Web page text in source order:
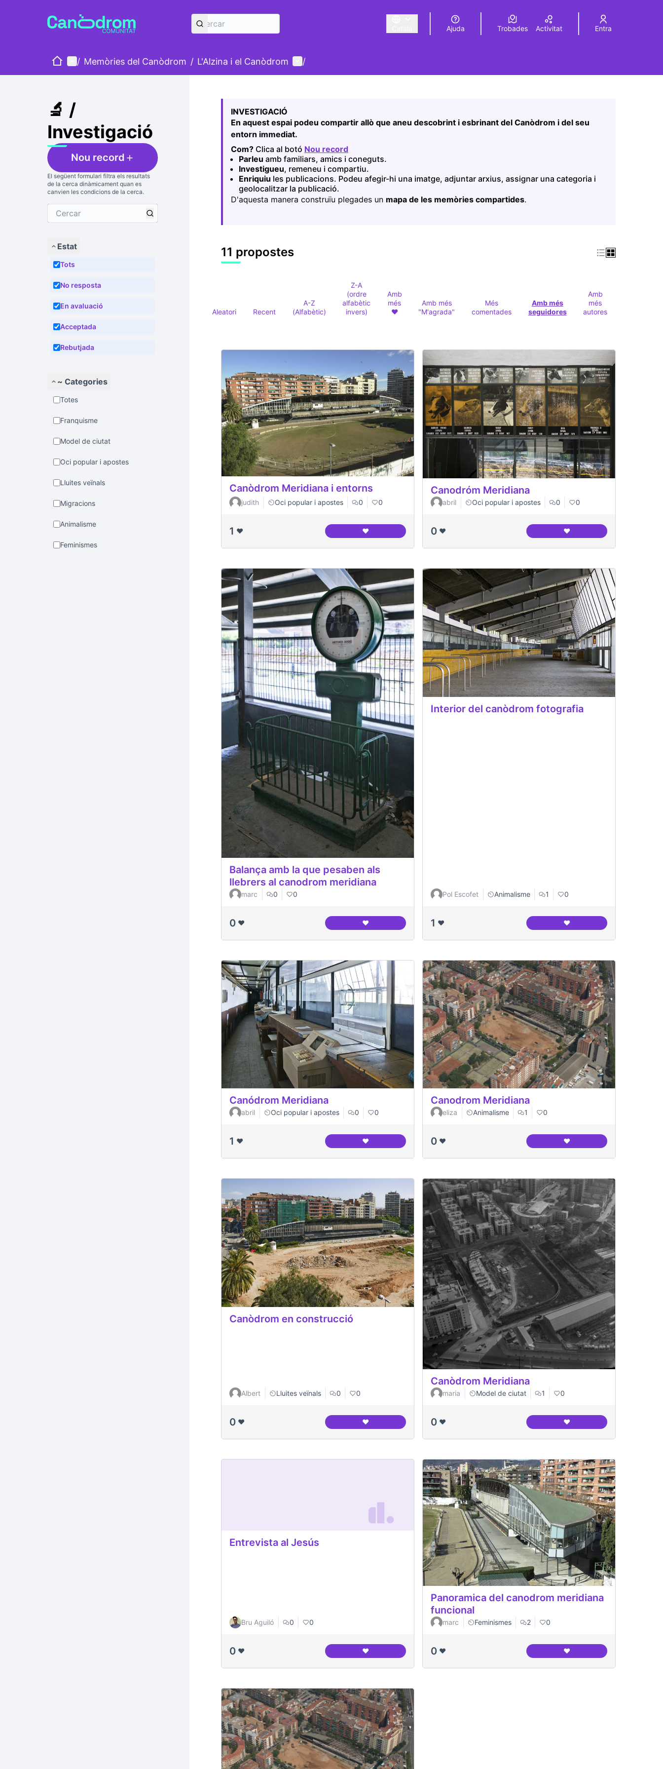
Triar la llengua Elegir el idioma Choose language
Ajuda Trobades Activitat Entra
IniciMenú principal
/ Memòries del Canòdrom / L'Alzina i el Canòdrom Menú d'usuari
/
🔬 /
Investigació
Nou record
El següent formulari filtra els resultats
de la cerca dinàmicament quan es
canvien les condicions de la cerca.
Estat
Tots
No resposta
En avaluació
Acceptada
Rebutjada
~ Categories
Totes
Franquisme
Model de ciutat
Oci popular i apostes
Lluites veïnals
Migracions
Animalisme
Feminismes
INVESTIGACIÓ
En aquest espai podeu compartir allò que aneu descobrint i esbrinant del Canòdrom i del seu
entorn immediat.
Com? Clica al botó Nou record
(Obrir en una pestanya nova)
Parleu amb familiars, amics i coneguts.
Investigueu, remeneu i compartiu.
Enriquiu les publicacions. Podeu afegir-hi una imatge, adjuntar arxius, assignar una categoria i
geolocalitzar la publicació.
D'aquesta manera construïu plegades un mapa de les memòries compartides.
11 propostes
Aleatori Recent
A-Z
(Alfabètic)
Z-A
(ordre
alfabètic
invers)
Amb
més
❤️
Amb més
"M'agrada"
Més
comentades
Amb més
seguidores
Amb
més
autores
Canòdrom Meridiana i entorns
judith Oci popular i apostes 0 0
1 ❤️ ❤️Canòdrom Meridiana i entorns
Canodróm Meridiana
abril Oci popular i apostes 0 0
0 ❤️ ❤️Canodróm Meridiana
Balança amb la que pesaben als
llebrers al canodrom meridiana
marc 0 0
0 ❤️ ❤️Balança amb la que pesaben als llebrers al canodrom meridiana
Interior del canòdrom fotografia
Pol Escofet Animalisme 1 0
1 ❤️ ❤️Interior del canòdrom
Canódrom Meridiana
abril Oci popular i apostes 0 0
1 ❤️ ❤️Canódrom Meridiana
Canodrom Meridiana
eliza Animalisme 1 0
0 ❤️ ❤️Canodrom Meridiana
Canòdrom en construcció
Albert Lluites veïnals 0 0
0 ❤️ ❤️Canòdrom en construcció
Canòdrom Meridiana
maria Model de ciutat 1 0
0 ❤️ ❤️Canòdrom Meridiana
Entrevista al Jesús
Bru Aguiló 0 0
0 ❤️ ❤️Entrevista al Jesús
Panoramica del canodrom meridiana
funcional
marc Feminismes 2 0
0 ❤️ ❤️Panoramica del canodrom